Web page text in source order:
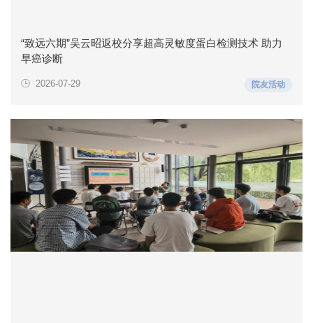
“致远六期”吴云昭返校分享超高灵敏度蛋白检测技术 助力
早癌诊断
2026-07-29 院友活动